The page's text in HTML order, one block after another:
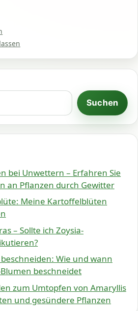
Suchen
bei Unwettern – Erfahren Sie
an Pflanzen durch Gewitter
Meine Kartoffelblüten
– Sollte ich Zoysia-
Wie und wann
beschneidet
zum Umtopfen von Amaryllis
und gesündere Pflanzen